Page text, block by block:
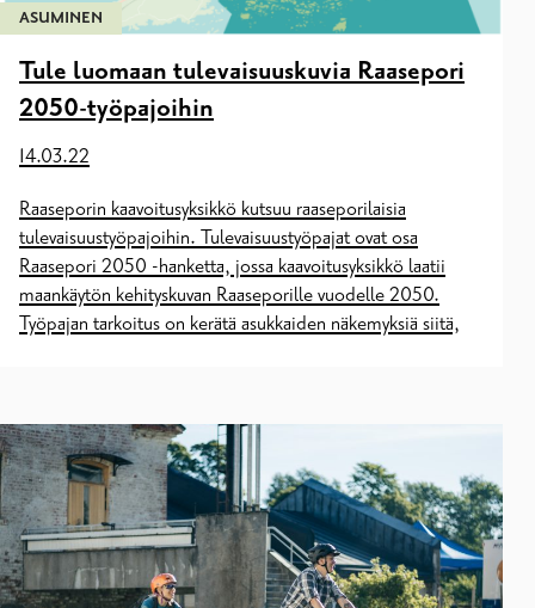
ASUMINEN
Tule luomaan tulevaisuuskuvia Raasepori
2050-työpajoihin
14.03.22
Raaseporin kaavoitusyksikkö kutsuu raaseporilaisia
tulevaisuustyöpajoihin. Tulevaisuustyöpajat ovat osa
Raasepori 2050 -hanketta, jossa kaavoitusyksikkö laatii
maankäytön kehityskuvan Raaseporille vuodelle 2050.
Työpajan tarkoitus on kerätä asukkaiden näkemyksiä siitä,